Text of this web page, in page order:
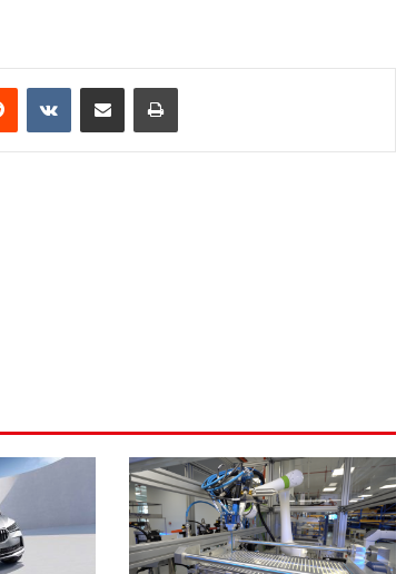
Reddit VKontakteE-Posta ile paylaş Yazdır